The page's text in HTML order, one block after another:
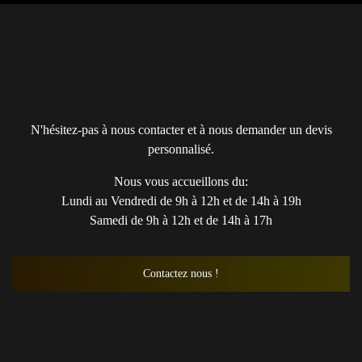
N'hésitez-pas à nous contacter et à nous demander un devis
personnalisé.
Nous vous accueillons du:
Lundi au Vendredi de 9h à 12h et de 14h à 19h
Samedi de 9h à 12h et de 14h à 17h
Contactez nous !